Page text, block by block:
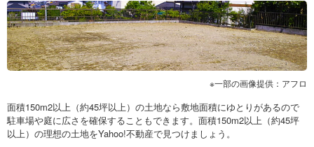
一部の画像提供：アフロ
面積150m2以上（約45坪以上）の土地なら敷地面積にゆとりがあるので
駐車場や庭に広さを確保することもできます。面積150m2以上（約45坪
以上）の理想の土地をYahoo!不動産で見つけましょう。